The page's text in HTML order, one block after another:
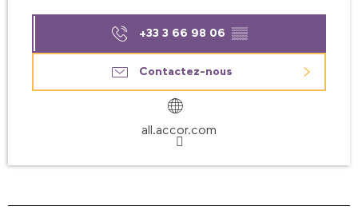
+33 3 66 98 06 ▒▒
Contactez-nous
all.accor.com